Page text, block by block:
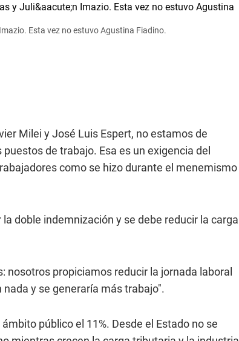
Esta vez no estuvo Agustina Fiadino.
Milei y José Luis Espert, no estamos de
de trabajo. Esa es un exigencia del
como se hizo durante el menemismo
doble indemnización y se debe reducir la carga
nosotros propiciamos reducir la jornada laboral
y se generaría más trabajo".
público el 11%. Desde el Estado no se